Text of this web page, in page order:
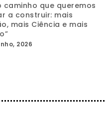
caminho que queremos
a construir: mais
mais Ciência e mais
2026